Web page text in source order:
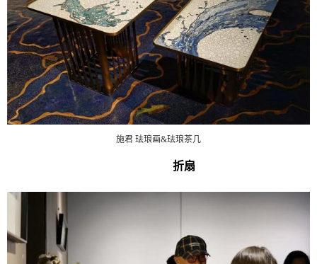
施君 珐琅画&珐琅茶几
折扇